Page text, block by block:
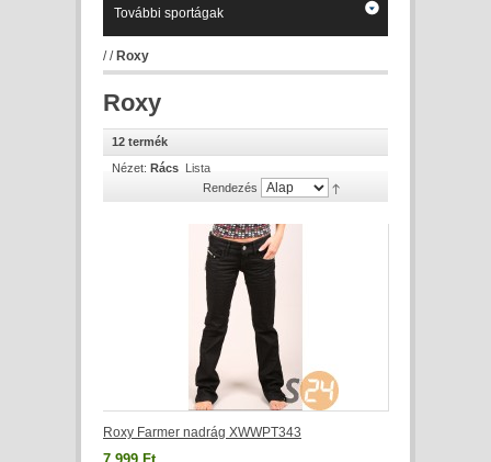
További sportágak
// Roxy
Roxy
12 termék
Nézet: Rács Lista
Rendezés
Roxy Farmer nadrág XWWPT343